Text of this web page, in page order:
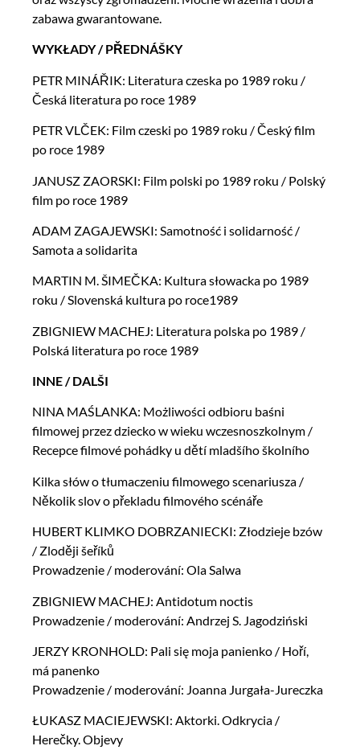
zabawa gwarantowane.
WYKŁADY / PŘEDNÁŠKY
PETR MINÁŘIK: Literatura czeska po 1989 roku /
Česká literatura po roce 1989
PETR VLČEK: Film czeski po 1989 roku / Český film
po roce 1989
JANUSZ ZAORSKI: Film polski po 1989 roku / Polský
film po roce 1989
ADAM ZAGAJEWSKI: Samotność i solidarność /
Samota a solidarita
MARTIN M. ŠIMEČKA: Kultura słowacka po 1989
roku / Slovenská kultura po roce1989
ZBIGNIEW MACHEJ: Literatura polska po 1989 /
Polská literatura po roce 1989
INNE / DALŠI
NINA MAŚLANKA: Możliwości odbioru baśni
filmowej przez dziecko w wieku wczesnoszkolnym /
Recepce filmové pohádky u dětí mladšího školního
Kilka słów o tłumaczeniu filmowego scenariusza /
Několik slov o překladu filmového scénáře
HUBERT KLIMKO DOBRZANIECKI: Złodzieje bzów
/ Zloději šeříků
Prowadzenie / moderování: Ola Salwa
ZBIGNIEW MACHEJ: Antidotum noctis
Prowadzenie / moderování: Andrzej S. Jagodziński
JERZY KRONHOLD: Pali się moja panienko / Hoří,
má panenko
Prowadzenie / moderování: Joanna Jurgała-Jureczka
ŁUKASZ MACIEJEWSKI: Aktorki. Odkrycia /
Herečky. Objevy